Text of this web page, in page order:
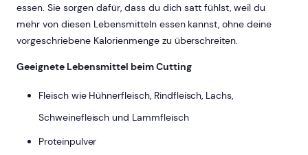
essen. Sie sorgen dafür, dass du dich satt fühlst, weil du
mehr von diesen Lebensmitteln essen kannst, ohne deine
vorgeschriebene Kalorienmenge zu überschreiten.
Geeignete Lebensmittel beim Cutting
Fleisch wie Hühnerfleisch, Rindfleisch, Lachs,
Schweinefleisch und Lammfleisch
Proteinpulver